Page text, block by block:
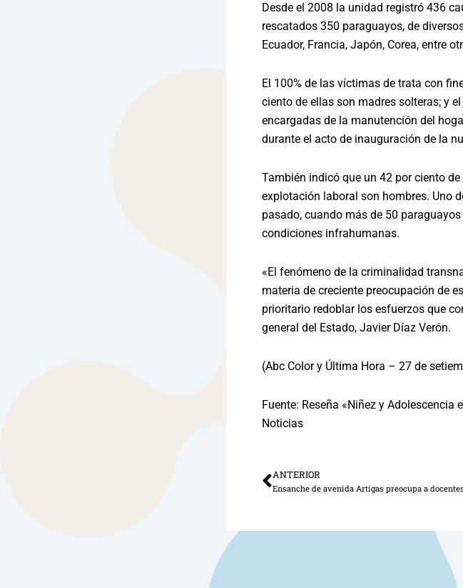
Desde el 2008 la unidad registró 436
rescatados 350 paraguayos, de
Ecuador, Francia, Japón, Corea, entre
El 100% de las víctimas de trata con
ciento de ellas son madres solteras; y
encargadas de la manutención del
durante el acto de inauguración de la
También indicó que un 42 por ciento
explotación laboral son hombres. Uno
pasado, cuando más de 50
condiciones infrahumanas.
«El fenómeno de la criminalidad
materia de creciente preocupación de
prioritario redoblar los esfuerzos que
general del Estado, Javier Díaz Verón.
(Abc Color y Última Hora – 27 de
Fuente: Reseña «Niñez y
Noticias
Ant
ANTERIOR